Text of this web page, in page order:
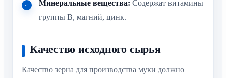
Минеральные вещества: Содержат витамины
группы B, магний, цинк.
Качество исходного сырья
Качество зерна для производства муки должно